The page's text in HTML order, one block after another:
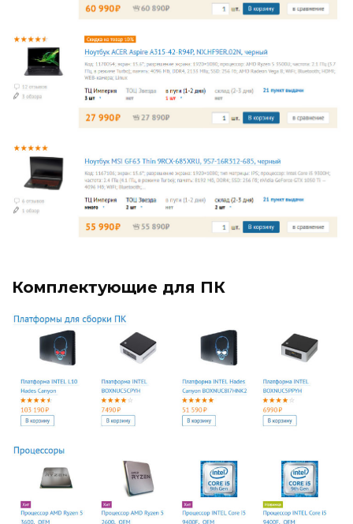
Комплектующие для ПК